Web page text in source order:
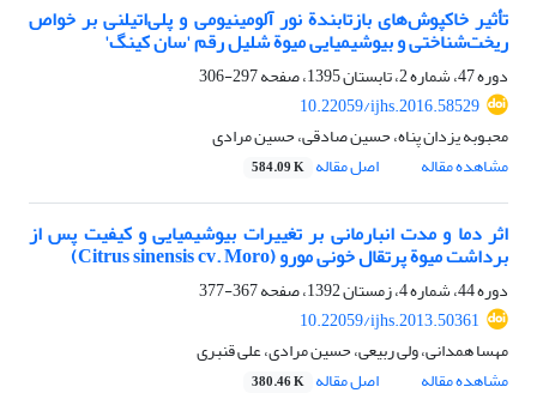
تأثیر خاکپوش‌های بازتابندة نور آلومینیومی و پلی‌اتیلنی بر خواص
ریخت‌شناختی و بیوشیمیایی میوة شلیل رقم 'سان کینگ'
دوره 47، شماره 2، تابستان 1395، صفحه
297-306
10.22059/ijhs.2016.58529
محبوبه یزدان پناه، حسین صادقی، حسین مرادی
مشاهده مقاله
اصل مقاله 584.09 K
اثر دما و مدت انبارمانی بر تغییرات بیوشیمیایی و کیفیت پس از
برداشت میوة پرتقال خونی مورو (Citrus sinensis cv. Moro)
دوره 44، شماره 4، زمستان 1392، صفحه
367-377
10.22059/ijhs.2013.50361
مهسا همدانی، ولی ربیعی، حسین مرادی، علی قنبری
مشاهده مقاله
اصل مقاله 380.46 K